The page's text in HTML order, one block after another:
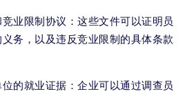
业限制协议：这些文件可以证明员
务，以及违反竞业限制的具体条款
的就业证据：企业可以通过调查员